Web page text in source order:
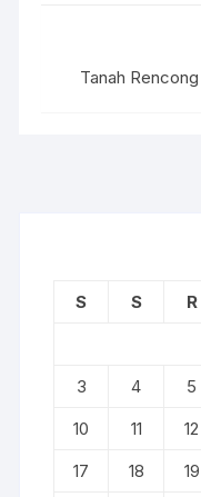
Tanah
S S R
3
4 5
10
11 12
17
18 19